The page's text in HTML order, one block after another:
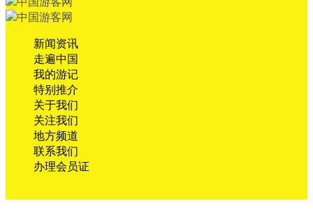
新闻资讯
走遍中国
我的游记
特别推介
关于我们
关注我们
地方频道
联系我们
办理会员证